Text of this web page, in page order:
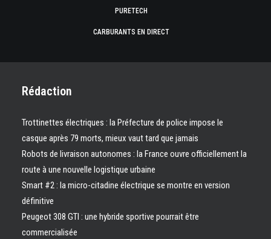
PURETECH
CARBURANTS EN DIRECT
Rédaction
Trottinettes électriques : la Préfecture de police impose le
casque après 79 morts, mieux vaut tard que jamais
Robots de livraison autonomes : la France ouvre officiellement la
route à une nouvelle logistique urbaine
Smart #2 : la micro-citadine électrique se montre en version
définitive
Peugeot 308 GTI : une hybride sportive pourrait être
commercialisée